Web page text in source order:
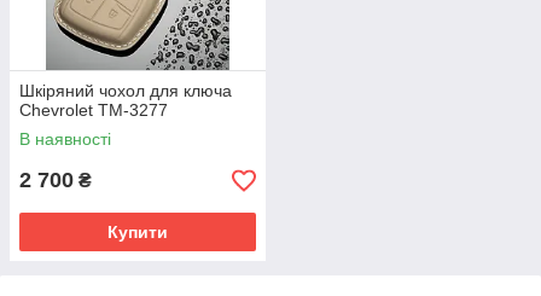
Шкіряний чохол для ключа
Chevrolet TM-3277
В наявності
2 700 ₴
Купити